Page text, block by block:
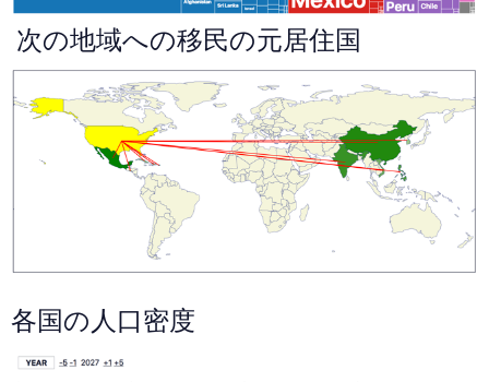
次の地域への移民の元居住国
各国の人口密度